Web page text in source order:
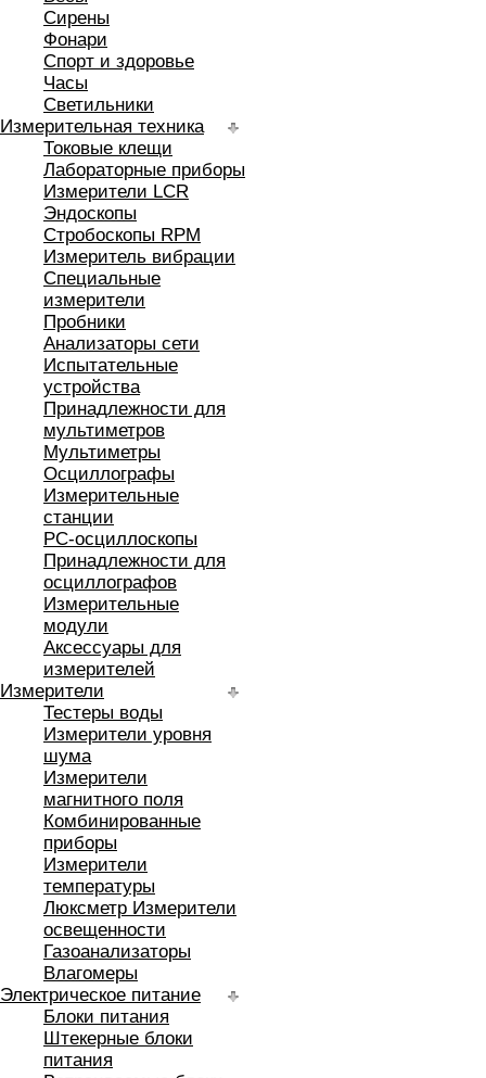
Сирены
Фонари
Спорт и здоровье
Часы
Светильники
Измерительная техника
Токовые клещи
Лабораторные приборы
Измерители LCR
Эндоскопы
Стробоскопы RPM
Измеритель вибрации
Специальные
измерители
Пробники
Анализаторы сети
Испытательные
устройства
Принадлежности для
мультиметров
Мультиметры
Осциллографы
Измерительные
станции
РС-осциллоскопы
Принадлежности для
осциллографов
Измерительные
модули
Аксессуары для
измерителей
Измерители
Тестеры воды
Измерители уровня
шума
Измерители
магнитного поля
Комбинированные
приборы
Измерители
температуры
Люксметр Измерители
освещенности
Газоанализаторы
Влагомеры
Электрическое питание
Блоки питания
Штекерные блоки
питания